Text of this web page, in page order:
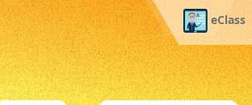
eClass